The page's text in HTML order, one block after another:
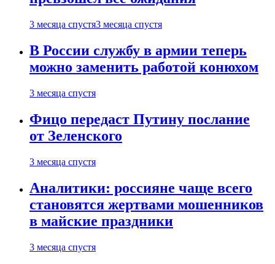
3 месяца спустя3 месяца спустя
В России службу в армии теперь
можно заменить работой конюхом
3 месяца спустя
Фицо передаст Путину послание
от Зеленского
3 месяца спустя
Аналитики: россияне чаще всего
становятся жертвами мошенников
в майские праздники
3 месяца спустя